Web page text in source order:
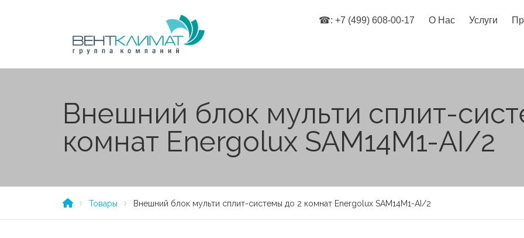
☎: +7 (499) 608-00-17 О Нас Услуги
Внешний блок мульти сплит-
комнат Energolux SAM14M1-AI/2
Товары Внешний блок мульти сплит-системы до 2 комнат Energolux SAM14M1-AI/2